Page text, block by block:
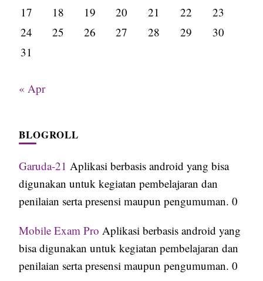
17
18 19 20 21 22
23
24
25 26 27 28 29
30
31
« Apr
BLOGROLL
Garuda-21 Aplikasi berbasis android yang bisa
digunakan untuk kegiatan pembelajaran dan
penilaian serta presensi maupun pengumuman. 0
Mobile Exam Pro Aplikasi berbasis android yang
bisa digunakan untuk kegiatan pembelajaran dan
penilaian serta presensi maupun pengumuman. 0